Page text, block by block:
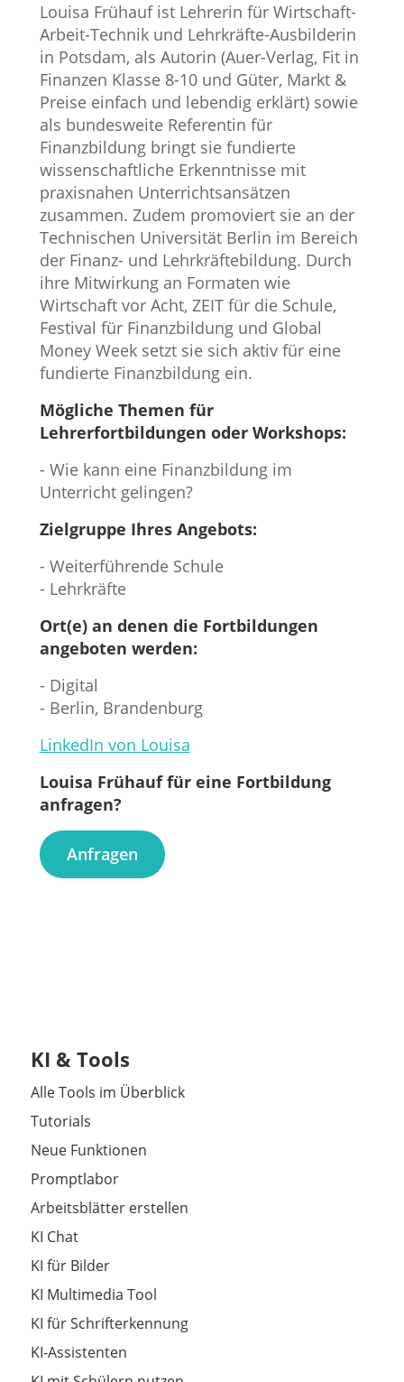
Louisa Frühauf ist Lehrerin für Wirtschaft-
Arbeit-Technik und Lehrkräfte-Ausbilderin
in Potsdam, als Autorin (Auer-Verlag, Fit in
Finanzen Klasse 8-10 und Güter, Markt &
Preise einfach und lebendig erklärt) sowie
als bundesweite Referentin für
Finanzbildung bringt sie fundierte
wissenschaftliche Erkenntnisse mit
praxisnahen Unterrichtsansätzen
zusammen. Zudem promoviert sie an der
Technischen Universität Berlin im Bereich
der Finanz- und Lehrkräftebildung. Durch
ihre Mitwirkung an Formaten wie
Wirtschaft vor Acht, ZEIT für die Schule,
Festival für Finanzbildung und Global
Money Week setzt sie sich aktiv für eine
fundierte Finanzbildung ein.
Mögliche Themen für
Lehrerfortbildungen oder Workshops:
- Wie kann eine Finanzbildung im
Unterricht gelingen?
Zielgruppe Ihres Angebots:
- Weiterführende Schule
- Lehrkräfte
Ort(e) an denen die Fortbildungen
angeboten werden:
- Digital
- Berlin, Brandenburg
LinkedIn von Louisa
Louisa Frühauf für eine Fortbildung
anfragen?
Anfragen
KI & Tools
Alle Tools im Überblick
Tutorials
Neue Funktionen
Promptlabor
Arbeitsblätter erstellen
KI Chat
KI für Bilder
KI Multimedia Tool
KI für Schrifterkennung
KI-Assistenten